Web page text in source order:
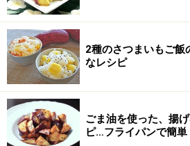
2種のさつまいもご飯
なレシピ
ごま油を使った、揚
ピ…フライパンで簡単